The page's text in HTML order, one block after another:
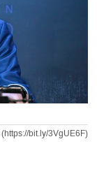
bit.ly/3VgUE6F)